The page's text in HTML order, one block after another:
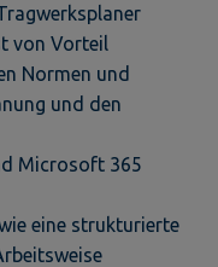
von Vorteil
Normen und
und den
Microsoft 365
eine strukturierte